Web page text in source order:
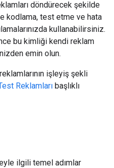
döndürecek şekilde
kodlama, test etme ve hata
kullanabilirsiniz.
bu kimliği kendi reklam
emin olun.
işleyiş şekli
Reklamları başlıklı
ilgili temel adımlar